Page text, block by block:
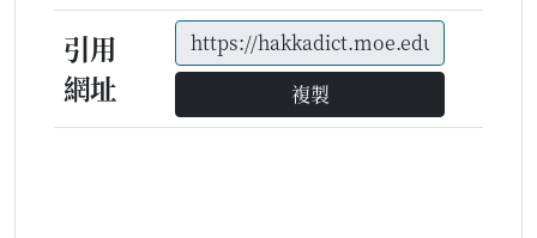
引用
網址
複製